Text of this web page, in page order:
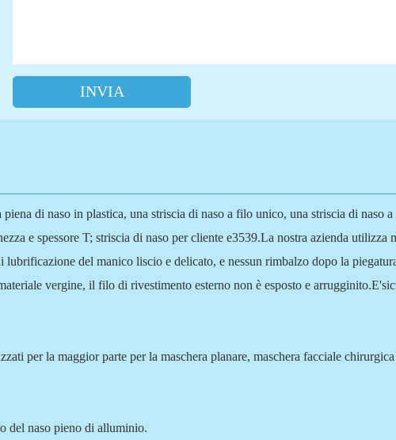
INVIA
di naso in plastica, una striscia di naso a filo unico, una striscia di
e spessore T; striscia di naso per cliente e3539.La nostra azienda
lubrificazione del manico liscio e delicato, e nessun rimbalzo dopo la
vergine, il filo di rivestimento esterno non è esposto e
per la maggior parte per la maschera planare, maschera facciale
del naso pieno di alluminio.